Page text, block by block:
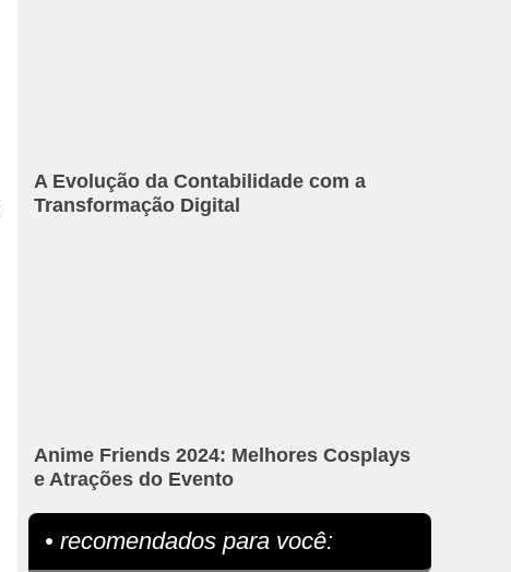
A Evolução da Contabilidade com a
Transformação Digital
Anime Friends 2024: Melhores Cosplays
e Atrações do Evento
• recomendados para você: